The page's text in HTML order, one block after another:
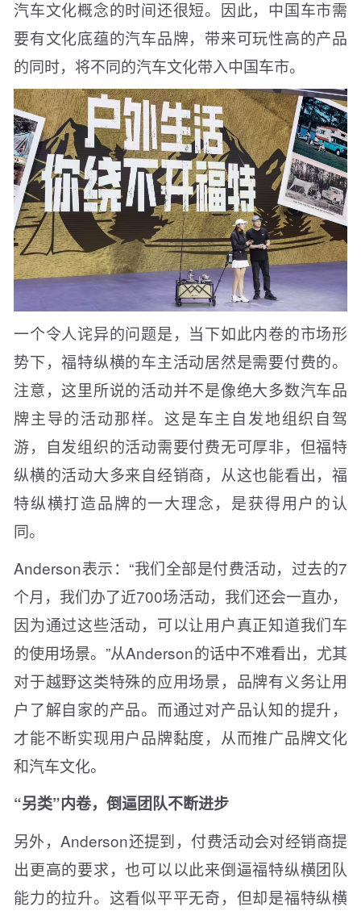
汽车文化概念的时间还很短。因此，中国车市需
要有文化底蕴的汽车品牌，带来可玩性高的产品
的同时，将不同的汽车文化带入中国车市。
一个令人诧异的问题是，当下如此内卷的市场形
势下，福特纵横的车主活动居然是需要付费的。
注意，这里所说的活动并不是像绝大多数汽车品
牌主导的活动那样。这是车主自发地组织自驾
游，自发组织的活动需要付费无可厚非，但福特
纵横的活动大多来自经销商，从这也能看出，福
特纵横打造品牌的一大理念，是获得用户的认
同。
Anderson表示：“我们全部是付费活动，过去的7
个月，我们办了近700场活动，我们还会一直办，
因为通过这些活动，可以让用户真正知道我们车
的使用场景。”从Anderson的话中不难看出，尤其
对于越野这类特殊的应用场景，品牌有义务让用
户了解自家的产品。而通过对产品认知的提升，
才能不断实现用户品牌黏度，从而推广品牌文化
和汽车文化。
“另类”内卷，倒逼团队不断进步
另外，Anderson还提到，付费活动会对经销商提
出更高的要求，也可以以此来倒逼福特纵横团队
能力的拉升。这看似平平无奇，但却是福特纵横